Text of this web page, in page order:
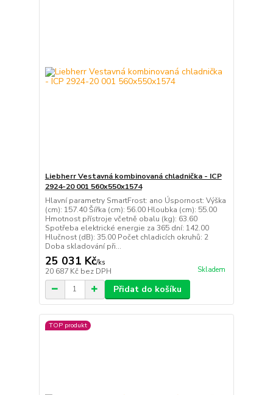
Liebherr Vestavná kombinovaná chladnička - ICP
2924-20 001 560x550x1574
Hlavní parametry SmartFrost: ano Úspornost: Výška
(cm): 157.40 Šířka (cm): 56.00 Hloubka (cm): 55.00
Hmotnost přístroje včetně obalu (kg): 63.60
Spotřeba elektrické energie za 365 dní: 142.00
Hlučnost (dB): 35.00 Počet chladicích okruhů: 2
Doba skladování při...
25 031 Kč/ks
20 687 Kč bez DPH Skladem
Přidat do košíku
TOP produkt